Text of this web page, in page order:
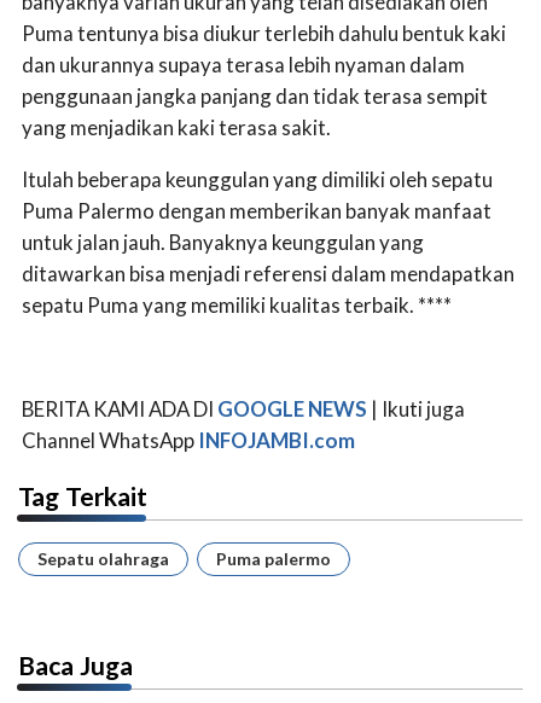
Puma tentunya bisa diukur terlebih dahulu bentuk kaki
dan ukurannya supaya terasa lebih nyaman dalam
penggunaan jangka panjang dan tidak terasa sempit
yang menjadikan kaki terasa sakit.
Itulah beberapa keunggulan yang dimiliki oleh sepatu
Puma Palermo dengan memberikan banyak manfaat
untuk jalan jauh. Banyaknya keunggulan yang
ditawarkan bisa menjadi referensi dalam mendapatkan
sepatu Puma yang memiliki kualitas terbaik. ****
BERITA KAMI ADA DI GOOGLE NEWS | Ikuti juga
Channel WhatsApp INFOJAMBI.com
Tag Terkait
Sepatu olahraga Puma palermo
Baca Juga